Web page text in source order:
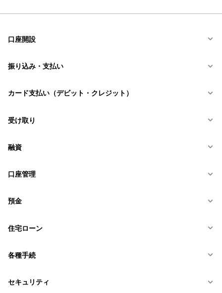
口座開設
振り込み・支払い
カード支払い（デビット・クレジット）
受け取り
融資
口座管理
預金
住宅ローン
各種手続
セキュリティ